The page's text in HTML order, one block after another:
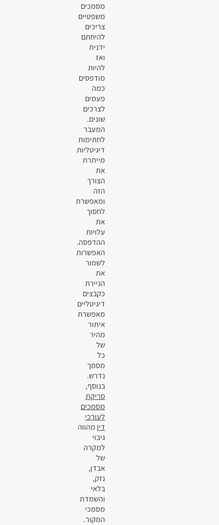
מסמכים
משפטיים
צריכים
להיחתם
ידנית
ואז
להיות
מודפסים
כמה
פעמים
לצרכים
שונים.
המעבר
לחתימות
דיגיטליות
מייתרת
את
הצורך
הזה
ומאפשרת
לחסוך
את
עלויות
ההדפסה.
האפשרות
לשמור
את
הניירת
כקבצים
דיגיטליים
מאפשרת
איתור
מהיר
של
כל
מסמך
נדרש.
בנוסף,
סריקת
מסמכים
לעורכי
דין מהווה
גיבוי
למקרה
של
אבדן,
נזק,
בלאי
והשמדת
מסמכי
המקור.